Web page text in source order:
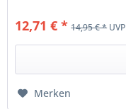
12,71 € * 14,95 € *UVP
Merken